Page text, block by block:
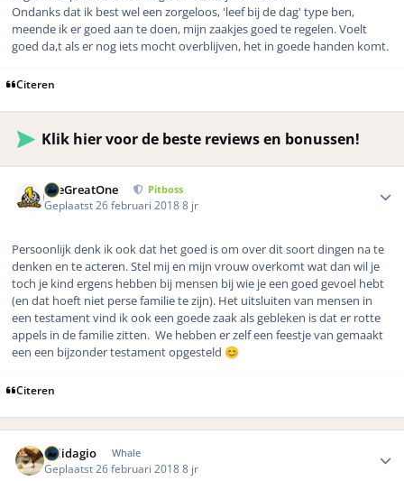
Ondanks dat ik best wel een zorgeloos, 'leef bij de dag' type ben,
meende ik er goed aan te doen, mijn zaakjes goed te regelen. Voelt
goed da,t als er nog iets mocht overblijven, het in goede handen komt.
Citeren
Klik hier voor de beste reviews en bonussen!
TheGreatOne Pitboss
Geplaatst 26 februari 20188 jr
Persoonlijk denk ik ook dat het goed is om over dit soort dingen na te
denken en te acteren. Stel mij en mijn vrouw overkomt wat dan wil je
toch je kind ergens hebben bij mensen bij wie je een goed gevoel hebt
(en dat hoeft niet perse familie te zijn). Het uitsluiten van mensen in
een testament vind ik ook een goede zaak als gebleken is dat er rotte
appels in de familie zitten. We hebben er zelf een feestje van gemaakt
een een bijzonder testament opgesteld 😊
Citeren
Solidagio Whale
Geplaatst 26 februari 20188 jr